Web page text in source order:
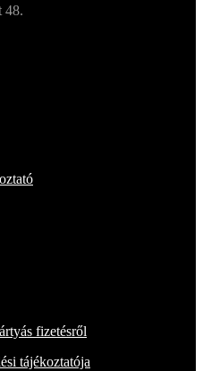
48.
fizetésről
tájékoztatója